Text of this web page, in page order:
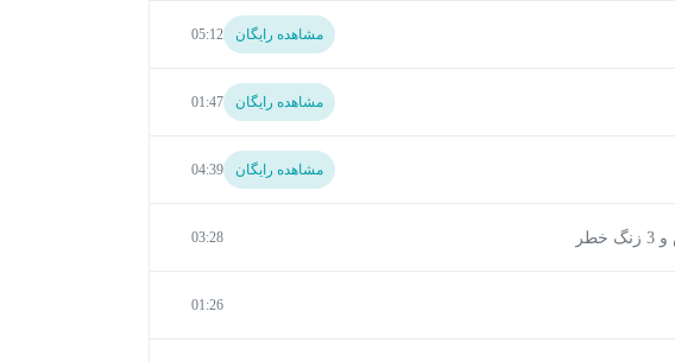
مشاهده رایگان 05:12
مشاهده رایگان 01:47
مشاهده رایگان 04:39
03:28
01:26